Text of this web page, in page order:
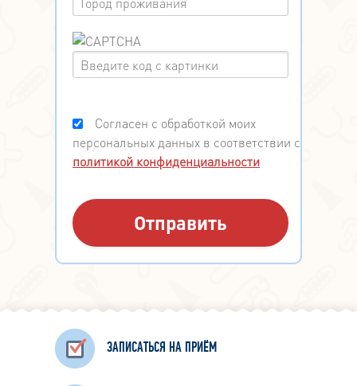
Согласен с обработкой моих
персональных данных в соответствии с
политикой конфиденциальности
ЗАПИСАТЬСЯ НА ПРИЁМ